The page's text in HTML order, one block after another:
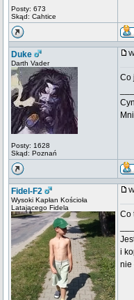
Posty: 673
Skąd: Cahtice
Duke
Darth Vader
Posty: 1628
Skąd: Poznań
Co
Fidel-F2
Wysoki Kapłan Kościoła
Latającego Fidela
Co
i
nie